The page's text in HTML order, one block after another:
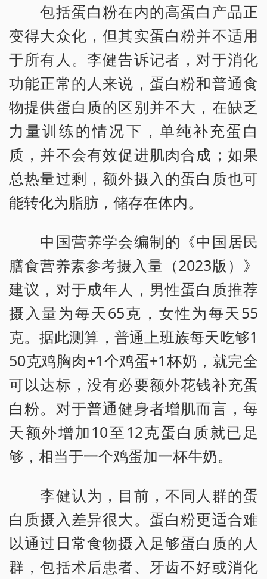
包括蛋白粉在内的高蛋白产品正
变得大众化，但其实蛋白粉并不适用
于所有人。李健告诉记者，对于消化
功能正常的人来说，蛋白粉和普通食
物提供蛋白质的区别并不大，在缺乏
力量训练的情况下，单纯补充蛋白
质，并不会有效促进肌肉合成；如果
总热量过剩，额外摄入的蛋白质也可
能转化为脂肪，储存在体内。
中国营养学会编制的《中国居民
膳食营养素参考摄入量（2023版）》
建议，对于成年人，男性蛋白质推荐
摄入量为每天65克，女性为每天55
克。据此测算，普通上班族每天吃够1
50克鸡胸肉+1个鸡蛋+1杯奶，就完全
可以达标，没有必要额外花钱补充蛋
白粉。对于普通健身者增肌而言，每
天额外增加10至12克蛋白质就已足
够，相当于一个鸡蛋加一杯牛奶。
李健认为，目前，不同人群的蛋
白质摄入差异很大。蛋白粉更适合难
以通过日常食物摄入足够蛋白质的人
群，包括术后患者、牙齿不好或消化